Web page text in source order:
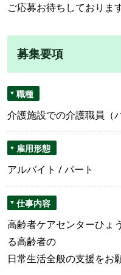
ご応募お待ちしております
募集要項
職種
介護施設での介護職員（
雇用形態
アルバイト / パート
仕事内容
高齢者ケアセンターひょ
る高齢者の
日常生活全般の支援をお